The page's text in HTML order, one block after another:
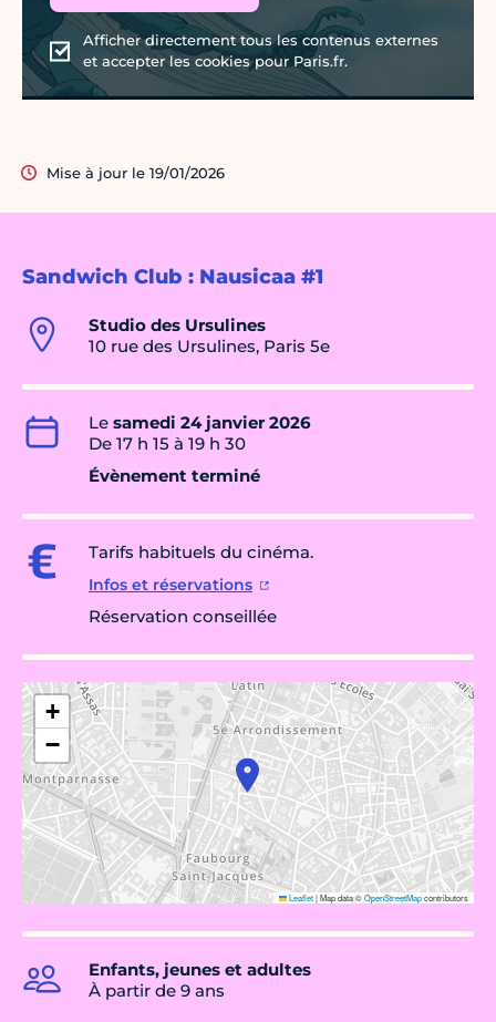
Sandwich Club : Nausicaa #1
Studio des Ursulines
10 rue des Ursulines, Paris 5e
Le samedi 24 janvier 2026
De 17 h 15 à 19 h 30
Évènement terminé
Tarifs habituels du cinéma.
Infos et réservations
Réservation conseillée
+
−
Leaflet|Map data ©OpenStreetMapcontributors
Enfants, jeunes et adultes
À partir de 9 ans
Afficher directement tous les contenus externes
et accepter les cookies pour Paris.fr.
Mise à jour le 19/01/2026